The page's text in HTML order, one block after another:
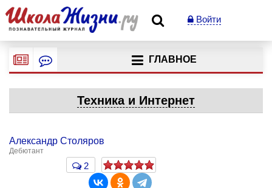
Войти
ГЛАВНОЕ
Техника и Интернет
Александр Столяров
Дебютант
2